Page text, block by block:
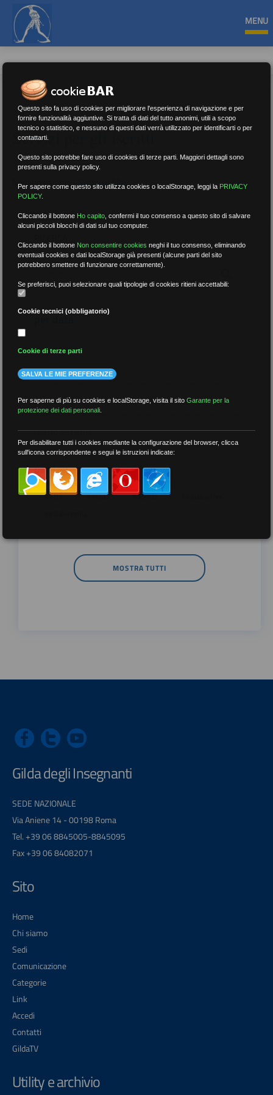
MENU
Servizi per gli iscritti
Nessun risultato.Rimuovi filtri
per data
più recenti
meno recenti
per tag
##DS ##FGU ##Gilda
MOSTRA TUTTI
Gilda degli Insegnanti
SEDE NAZIONALE
Via Aniene 14 - 00198 Roma
Tel. +39 06 8845005-8845095
Fax +39 06 84082071
Sito
Home
Chi siamo
Sedi
Comunicazione
Categorie
Link
Accedi
Contatti
GildaTV
Utility e archivio
Questo sito fa uso di cookies per migliorare l'esperienza di navigazione e per
fornire funzionalità aggiuntive. Si tratta di dati del tutto anonimi, utili a scopo
tecnico o statistico, e nessuno di questi dati verrà utilizzato per identificarti o per
contattarti.
Questo sito potrebbe fare uso di cookies di terze parti. Maggiori dettagli sono
presenti sulla privacy policy.
Per sapere come questo sito utilizza cookies o localStorage, leggi la PRIVACY
POLICY.
Cliccando il bottone Ho capito ,confermi il tuo consenso a questo sito di salvare
alcuni piccoli blocchi di dati sul tuo computer.
Cliccando il bottone Non consentire cookies neghi il tuo consenso, eliminando
eventuali cookies e dati localStorage già presenti (alcune parti del sito
potrebbero smettere di funzionare correttamente).
Se preferisci, puoi selezionare quali tipologie di cookies ritieni accettabili:
Cookie tecnici (obbligatorio)
Cookie di terze parti
SALVA LE MIE PREFERENZE
Per saperne di più su cookies e localStorage, visita il sitoGarante per la
protezione dei dati personali
Per disabilitare tutti i cookies mediante la configurazione del browser, clicca
sull'icona corrispondente e segui le istruzioni indicate: